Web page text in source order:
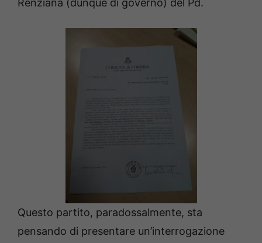
Renziana (dunque di governo) del Pd.
Questo partito, paradossalmente, sta
pensando di presentare un’interrogazione